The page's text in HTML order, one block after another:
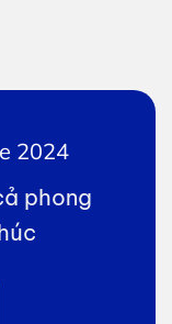
2024
phong